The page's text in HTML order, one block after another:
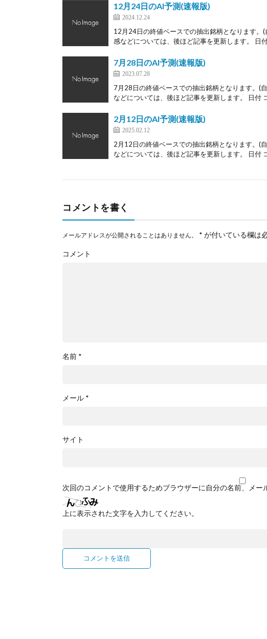
12月24日のAI予測(速報版)
2024.12.24
12月24日の終値ベースでの抽出銘柄となります
感などについては、後ほど記事を更新します。 日
7月28日のAI予測(速報版)
2023.07.28
7月28日の終値ベースでの抽出銘柄となります。(
などについては、後ほど記事を更新します。 日付
2月12日のAI予測(速報版)
2025.02.12
2月12日の終値ベースでの抽出銘柄となります。(
などについては、後ほど記事を更新します。 日付
コメントを書く
メールアドレスが公開されることはありません。 * が付いている欄は
コメント
名前 *
メール *
サイト
次回のコメントで使用するためブラウザーに自分の名前、メー
上に表示された文字を入力してください。